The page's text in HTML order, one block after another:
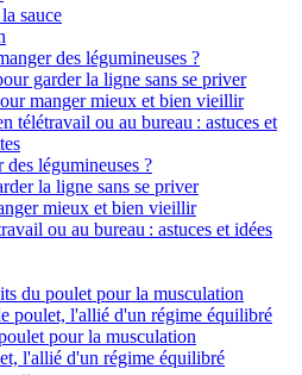
sauce
des légumineuses ?
garder la ligne sans se priver
manger mieux et bien vieillir
télétravail ou au bureau : astuces et
légumineuses ?
la ligne sans se priver
mieux et bien vieillir
ou au bureau : astuces et idées
du poulet pour la musculation
poulet, l'allié d'un régime équilibré
pour la musculation
l'allié d'un régime équilibré